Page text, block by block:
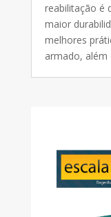
reabilitação é
maior
melhores
armado, além